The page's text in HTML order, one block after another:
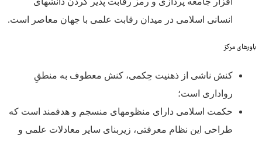
انسانی اسلامی در میدان رقابت علمی با جهان معاصر است.
باورهای مرکز
کنش ناشی از ذهنیت حِکمی، کنش معطوف به منطقِ
رواداری است؛
حکمت اسلامی دارای منظومه­ای منسجم و هدفمند است که
طراحی این نظام معرفتی، زیربنای سایر معادلات علمی و